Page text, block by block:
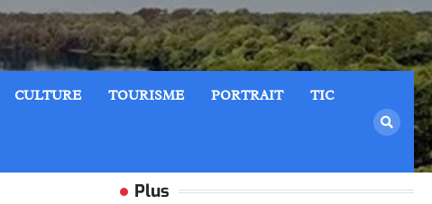
CULTURE TOURISME PORTRAIT TIC
Plus